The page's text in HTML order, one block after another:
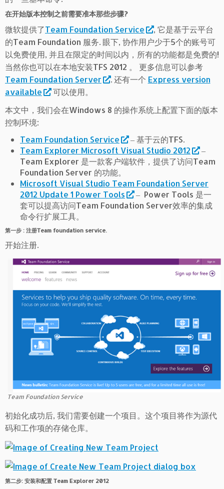
在开始版本控制之前需要准本那些步骤?
微软提供了Team Foundation Service
, 它是基于云平台
的Team Foundation 服务. 眼下, 协作用户少于5个的账号可
以免费使用, 并且在限定的时间以内，所有的功能都是免费的!
当然你也可以在本地安装TFS 2012 。 更多信息可以参考
Team Foundation Server
. 还有一个 Express version
available
可以使用。
本文中，我们会在Windows 8 的操作系统上配置下面的版本
控制环境:
Team Foundation Service
‒ 基于云的TFS.
Team Explorer Microsoft Visual Studio 2012
‒
Team Explorer 是一款客户端软件，提供了访问Team
Foundation Server 的功能。
Microsoft Visual Studio Team Foundation Server
2012 Update 1 Power Tools
‒ Power Tools 是一
套可以提高访问Team Foundation Server效率的集成
命令行扩展工具。
第一步 : 注册Team foundation service.
开始注册.
Team Foundation Service
初始化成功后, 我们需要创建一个项目。这个项目将作为源代
码和工作项的存储仓库。
第二步: 安装和配置 Team Explorer 2012